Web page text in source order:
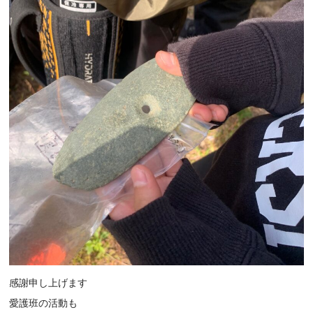
感謝申し上げます
愛護班の活動も